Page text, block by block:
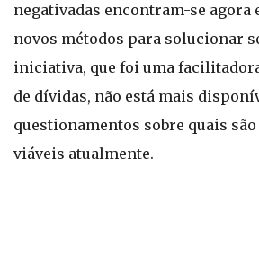
negativadas encontram-se agora
novos métodos para solucionar
iniciativa, que foi uma
de dívidas, não está mais
questionamentos sobre quais
viáveis atualmente.